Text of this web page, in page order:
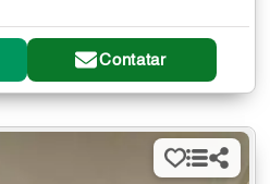
Contatar